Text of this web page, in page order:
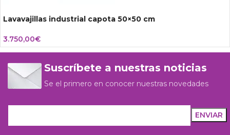
Lavavajillas industrial capota 50×50 cm
3.750,00€
Suscríbete a nuestras noticias
Se el primero en conocer nuestras novedades